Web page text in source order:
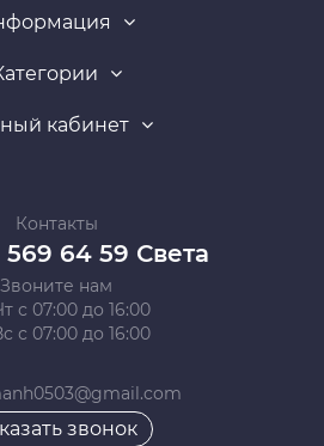
кабинет
Контакты
569 64 59 Света
Звоните нам
с 07:00 до 16:00
с 07:00 до 16:00
звонок